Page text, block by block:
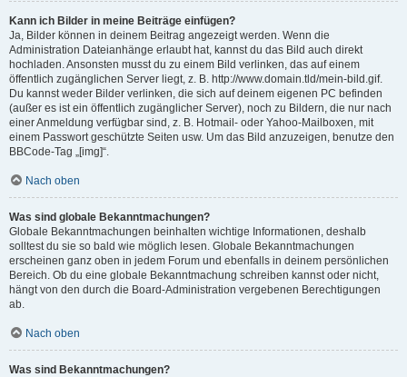
Kann ich Bilder in meine Beiträge einfügen?
Ja, Bilder können in deinem Beitrag angezeigt werden. Wenn die
Administration Dateianhänge erlaubt hat, kannst du das Bild auch direkt
hochladen. Ansonsten musst du zu einem Bild verlinken, das auf einem
öffentlich zugänglichen Server liegt, z. B. http://www.domain.tld/mein-bild.gif.
Du kannst weder Bilder verlinken, die sich auf deinem eigenen PC befinden
(außer es ist ein öffentlich zugänglicher Server), noch zu Bildern, die nur nach
einer Anmeldung verfügbar sind, z. B. Hotmail- oder Yahoo-Mailboxen, mit
einem Passwort geschützte Seiten usw. Um das Bild anzuzeigen, benutze den
BBCode-Tag „[img]“.
Nach oben
Was sind globale Bekanntmachungen?
Globale Bekanntmachungen beinhalten wichtige Informationen, deshalb
solltest du sie so bald wie möglich lesen. Globale Bekanntmachungen
erscheinen ganz oben in jedem Forum und ebenfalls in deinem persönlichen
Bereich. Ob du eine globale Bekanntmachung schreiben kannst oder nicht,
hängt von den durch die Board-Administration vergebenen Berechtigungen
ab.
Nach oben
Was sind Bekanntmachungen?